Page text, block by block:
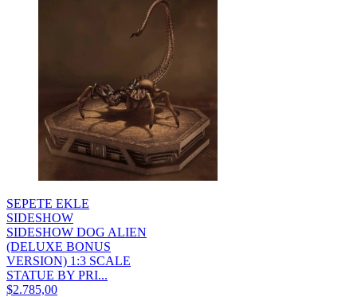
SEPETE EKLE
SIDESHOW
SIDESHOW DOG ALIEN
(DELUXE BONUS
VERSION) 1:3 SCALE
STATUE BY PRI...
$2.785,00